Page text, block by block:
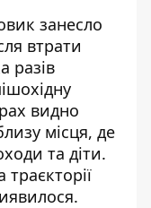
занесло
втрати
разів
видно
місця, де
та діти.